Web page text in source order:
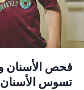
فحص الأسنان
تسوس